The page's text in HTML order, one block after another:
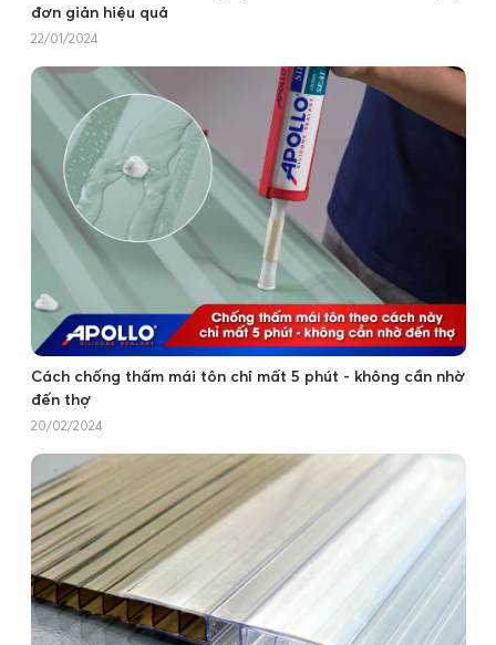
đơn giản hiệu quả
22/01/2024
Cách chống thấm mái tôn chỉ mất 5 phút - không cần nhờ
đến thợ
20/02/2024